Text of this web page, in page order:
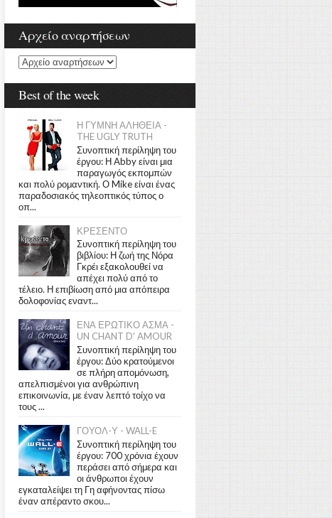
Αρχείο αναρτήσεων
Best of the week
Η ΓΥΜΝΗ ΑΛΗΘΕΙΑ -
THE UGLY TRUTH
Συνοπτική περίληψη του
έργου: Η Abby είναι μια
παραγωγός εκπομπών
και πολύ ρομαντική. Ο Mike είναι ένας
παραδοσιακός τηλεοπτικός τύπος ο
οπ...
ΚΡΕΣΕΝΤΟ
Συνοπτική περίληψη του
βιβλίου: Η ζωή της Νόρα
Γκρέι εξακολουθεί να
απέχει πολύ από το
τέλειο. Η επιβίωση από μια απόπειρα
δολοφονίας εναντ...
ΕΝΑ ΕΡΩΤΙΚΟ ΑΣΜΑ -
UN CHANT D' AMOUR
Συνοπτική περίληψη του
έργου: Δύο κρατούμενοι
σε πλήρη απομόνωση,
απελπισμένοι για ανθρώπινη
επικοινωνία, με έναν λεπτό τοίχο να
τους ...
ΓΟΥΟΛ-Υ - WALL-E
Συνοπτική περίληψη του
έργου: 700 χρόνια έχουν
περάσει από σήμερα και
οι άνθρωποι έχουν
εγκαταλείψει τη Γη αφήνοντας πίσω
έναν απέραντο σκου...